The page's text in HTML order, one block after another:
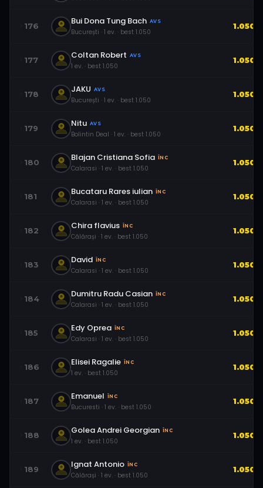
176 Bui Dona Tung Bach AVS
București · 1 ev. · best 1.050
1.050
177 Coltan Robert AVS
1 ev. · best 1.050
1.050
178 JAKU AVS
București · 1 ev. · best 1.050
1.050
179 Nitu AVS
Bolintin Deal · 1 ev. · best 1.050
1.050
180 Blajan Cristiana Sofia ÎNC
Calarasi · 1 ev. · best 1.050
1.050
181 Bucataru Rares iulian ÎNC
Calarasi · 1 ev. · best 1.050
1.050
182 Chira flavius ÎNC
Călărași · 1 ev. · best 1.050
1.050
183 David ÎNC
Calarasi · 1 ev. · best 1.050
1.050
184 Dumitru Radu Casian ÎNC
Calarasi · 1 ev. · best 1.050
1.050
185 Edy Oprea ÎNC
Calarasi · 1 ev. · best 1.050
1.050
186 Elisei Ragalie ÎNC
1 ev. · best 1.050
1.050
187 Emanuel ÎNC
Bucuresti · 1 ev. · best 1.050
1.050
188 Golea Andrei Georgian ÎNC
1 ev. · best 1.050
1.050
189 Ignat Antonio ÎNC
Călărași · 1 ev. · best 1.050
1.050